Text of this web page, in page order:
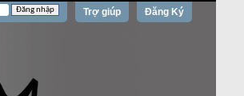
Đăng Ký
Trợ giúp